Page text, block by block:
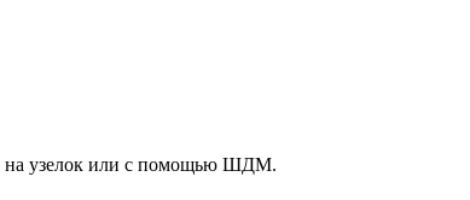
на узелок или с помощью ШДМ.